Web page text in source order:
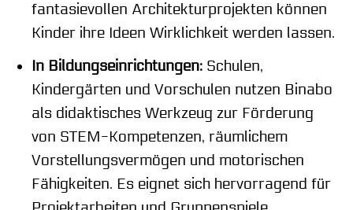
fantasievollen Architekturprojekten können
Kinder ihre Ideen Wirklichkeit werden lassen.
In Bildungseinrichtungen:Schulen,
Kindergärten und Vorschulen nutzen Binabo
als didaktisches Werkzeug zur Förderung
von STEM-Kompetenzen, räumlichem
Vorstellungsvermögen und motorischen
Fähigkeiten. Es eignet sich hervorragend für